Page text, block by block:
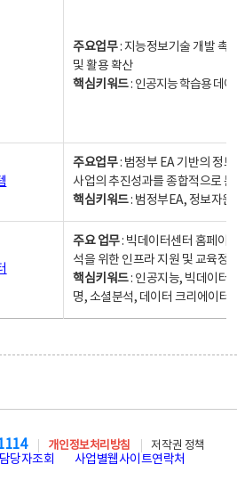
주요업무: 지능정보기술 개발 촉
및 활용 확산
핵심키워드: 인공지능 학습용 데
주요업무: 범정부 EA 기반의 정
사업의 추진성과를 종합적으로
핵심키워드: 범정부EA, 정보자
주요 업무: 빅데이터센터 홈페이
석을 위한 인프라 지원 및 교육정
핵심키워드: 인공지능, 빅데이터,
명, 소셜분석, 데이터 크리에이터
개인정보처리방침
저작권 정책
당자조회 사업별웹사이트연락처